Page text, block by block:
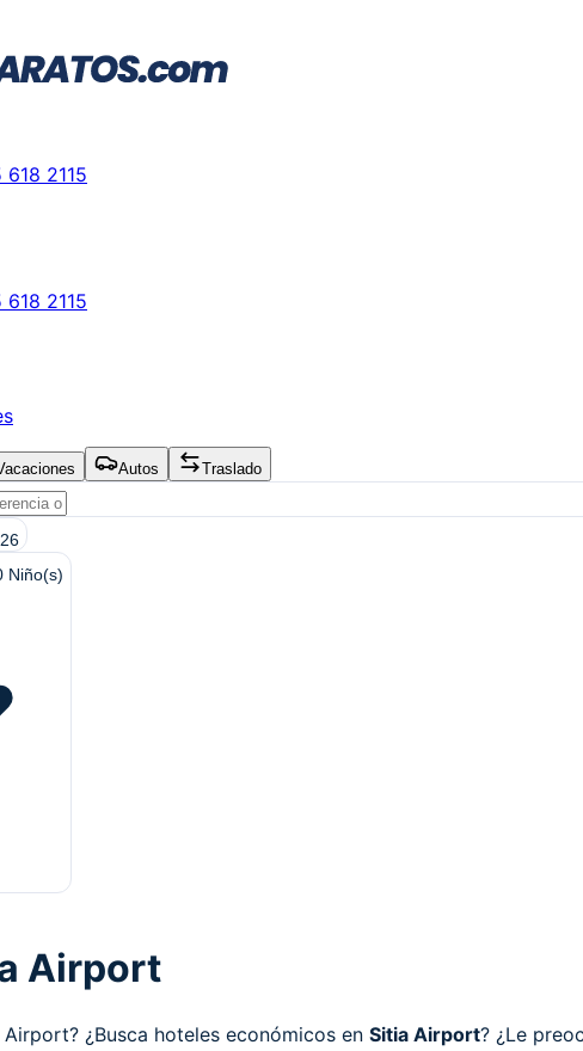
618 2115
618 2115
Autos Traslado
Niño(s)
Airport
¿Busca hoteles económicos en Sitia Airport? ¿Le